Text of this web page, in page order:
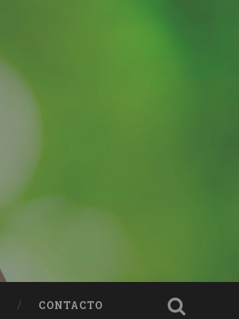
CONTACTO